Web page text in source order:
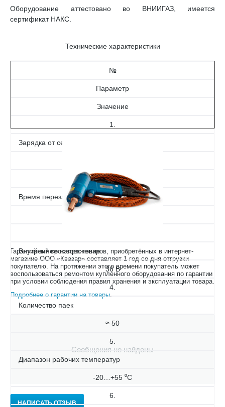
Оборудование аттестовано во ВНИИГАЗ, имеется
сертификат НАКС.
Технические характеристики
№
Параметр
Значение
1.
Зарядка от сети
2.
Время перезарядки
Внутреннее напряжение
36 В
4.
Количество паек
≈ 50
5.
Диапазон рабочих температур
-20…+55 ⁰С
6.
Гарантийный срок всех товаров, приобретённых в интернет-
магазине ООО «Квазар» составляет 1 год со дня отгрузки
покупателю. На протяжении этого времени покупатель может
воспользоваться ремонтом купленного оборудования по гарантии
при условии соблюдения правил хранения и эксплуатации товара.
Подробнее о гарантии на товары.
Сообщения не найдены
НАПИСАТЬ ОТЗЫВ